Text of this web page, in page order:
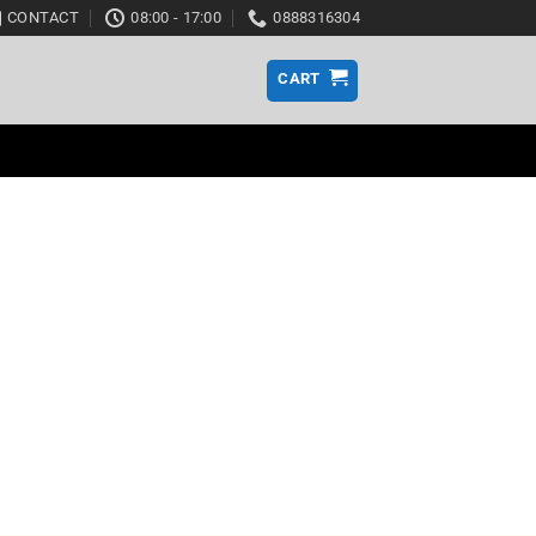
CONTACT 08:00 - 17:00 0888316304
CART